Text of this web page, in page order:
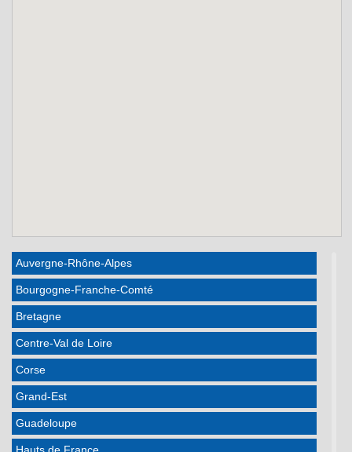
Auvergne-Rhône-Alpes
Bourgogne-Franche-Comté
Bretagne
Centre-Val de Loire
Corse
Grand-Est
Guadeloupe